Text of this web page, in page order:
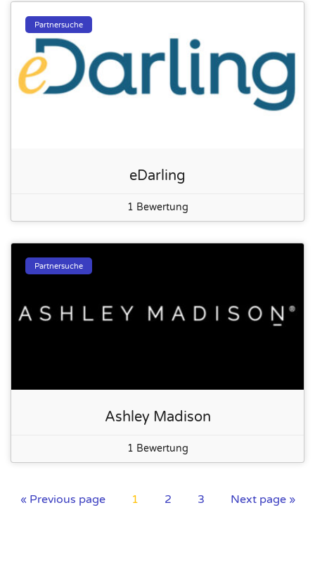
Partnersuche
eDarling
1 Bewertung
Partnersuche
Ashley Madison
1 Bewertung
« Previous page 1 2 3 Next page »